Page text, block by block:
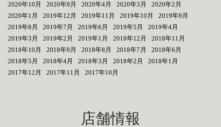
2020年10月
2020年9月 2020年4月 2020年3月
2020年2月
2020年1月
2019年12月 2019年11月 2019年10月
2019年9月
2019年8月
2019年7月 2019年6月 2019年5月
2019年4月
2019年3月
2019年2月 2019年1月 2018年12月
2018年11月
2018年10月
2018年9月 2018年8月 2018年7月
2018年6月
2018年5月
2018年4月 2018年3月 2018年2月
2018年1月
2017年12月
2017年11月 2017年10月
店舗情報